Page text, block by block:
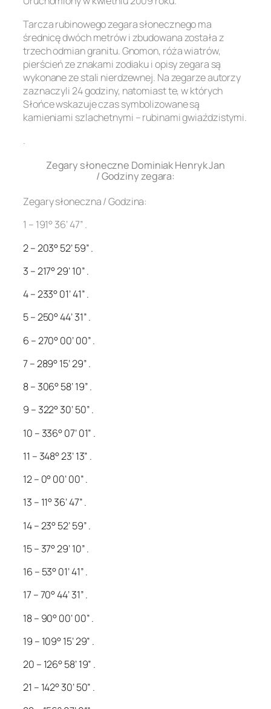
Tarcza rubinowego zegara słonecznego ma
średnicę dwóch metrów i zbudowana została z
trzech odmian granitu. Gnomon, róża wiatrów,
pierścień ze znakami zodiaku i opisy zegara są
wykonane ze stali nierdzewnej. Na zegarze autorzy
zaznaczyli 24 godziny, natomiast te, w których
Słońce wskazuje czas symbolizowane są
kamieniami szlachetnymi – rubinami gwiaździstymi.
.
Zegary słoneczne Dominiak Henryk Jan
/ Godziny zegara:
Zegary słoneczna / Godzina:
1 – 191° 36’ 47” .
2 – 203° 52’ 59” .
3 – 217° 29’ 10” .
4 – 233° 01’ 41” .
5 – 250° 44’ 31” .
6 – 270° 00’ 00” .
7 – 289° 15’ 29” .
8 – 306° 58’ 19” .
9 – 322° 30’ 50” .
10 – 336° 07’ 01” .
11 – 348° 23’ 13” .
12 – 0° 00’ 00” .
13 – 11° 36’ 47” .
14 – 23° 52’ 59” .
15 – 37° 29’ 10” .
16 – 53° 01’ 41” .
17 – 70° 44’ 31” .
18 – 90° 00’ 00” .
19 – 109° 15’ 29” .
20 – 126° 58’ 19” .
21 – 142° 30’ 50” .